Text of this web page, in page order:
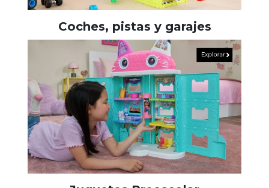
Coches, pistas y garajes